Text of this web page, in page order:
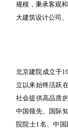
规模，秉承客观
大建筑设计公司
北京建院成立于
立以来始终活跃
社会提供高品质
中国领先、国际
院院士1名、中